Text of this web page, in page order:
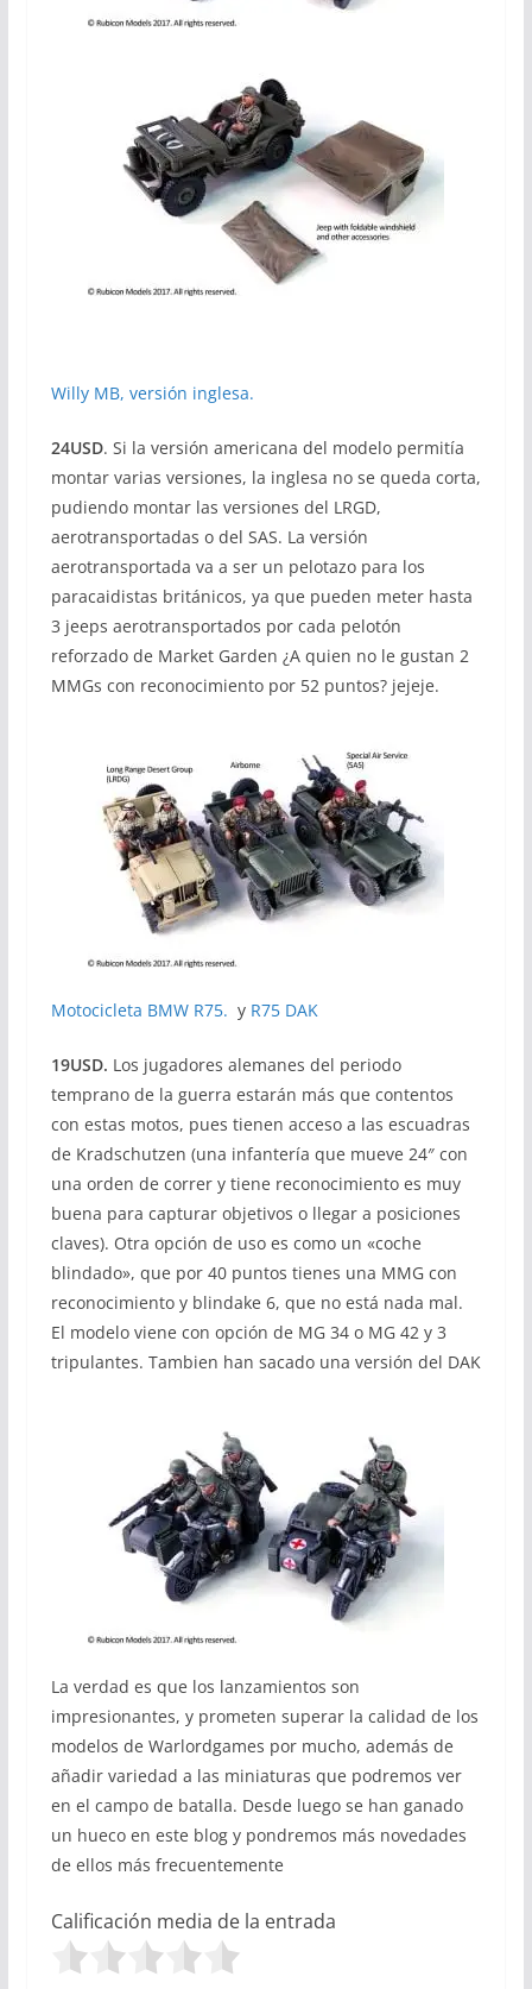
Willy MB, versión inglesa.
24USD. Si la versión americana del modelo permitía
montar varias versiones, la inglesa no se queda corta,
pudiendo montar las versiones del LRGD,
aerotransportadas o del SAS. La versión
aerotransportada va a ser un pelotazo para los
paracaidistas británicos, ya que pueden meter hasta
3 jeeps aerotransportados por cada pelotón
reforzado de Market Garden ¿A quien no le gustan 2
MMGs con reconocimiento por 52 puntos? jejeje.
Motocicleta BMW R75. y R75 DAK
19USD. Los jugadores alemanes del periodo
temprano de la guerra estarán más que contentos
con estas motos, pues tienen acceso a las escuadras
de Kradschutzen (una infantería que mueve 24″ con
una orden de correr y tiene reconocimiento es muy
buena para capturar objetivos o llegar a posiciones
claves). Otra opción de uso es como un «coche
blindado», que por 40 puntos tienes una MMG con
reconocimiento y blindake 6, que no está nada mal.
El modelo viene con opción de MG 34 o MG 42 y 3
tripulantes. Tambien han sacado una versión del DAK
La verdad es que los lanzamientos son
impresionantes, y prometen superar la calidad de los
modelos de Warlordgames por mucho, además de
añadir variedad a las miniaturas que podremos ver
en el campo de batalla. Desde luego se han ganado
un hueco en este blog y pondremos más novedades
de ellos más frecuentemente
Calificación media de la entrada